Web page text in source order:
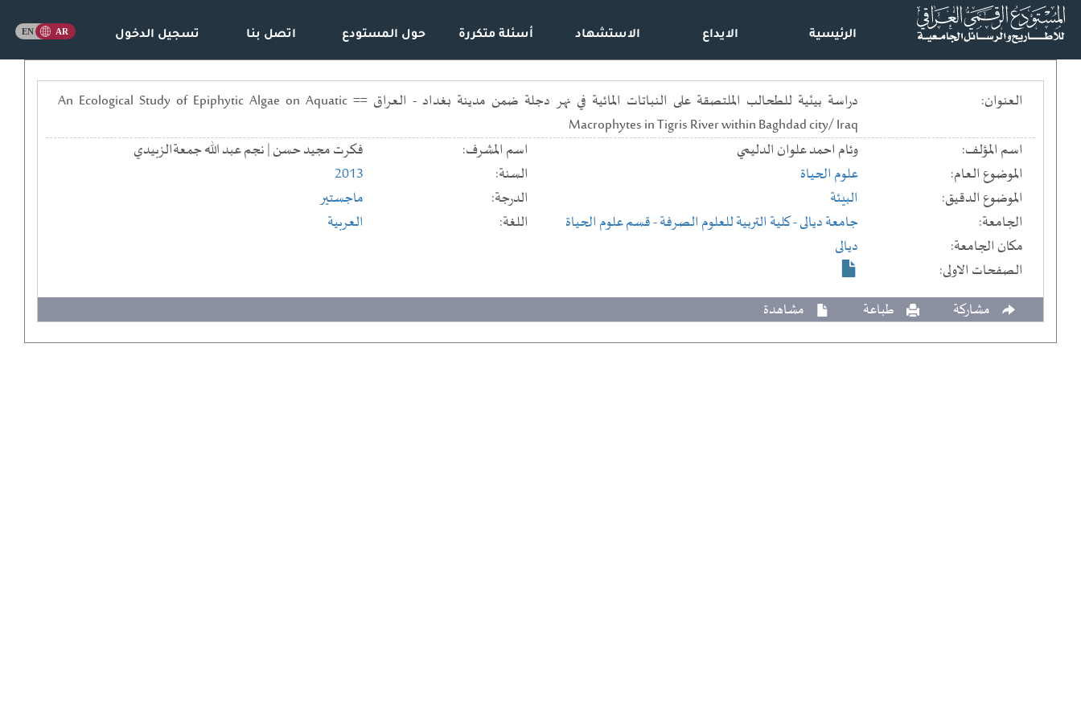
الرئيسية الايداع الاستشهاد أسئلة متكررة حول المستودع اتصل بنا تسجيل الدخول
العنوان:
دراسة بيئية للطحالب الملتصقة على النباتات المائية في نهر دجلة ضمن مدينة بغداد - العراق == An Ecological Study of Epiphytic Algae on Aquatic
Macrophytes in Tigris River within Baghdad city/ Iraq
اسم المؤلف:
وئام احمد علوان الدليمي اسم المشرف:
فكرت مجيد حسن | نجم عبد الله جمعةالزبيدي
الموضوع العام:
علوم الحياة السنة:
2013
الموضوع الدقيق:
البيئة الدرجة:
ماجستير
الجامعة:
جامعة ديالى- كلية التربية للعلوم الصرفة- قسم علوم الحياة اللغة:
العربية
مكان الجامعة:
ديالى
الصفحات الاولى:
مشاركة
طباعة مشاهدة